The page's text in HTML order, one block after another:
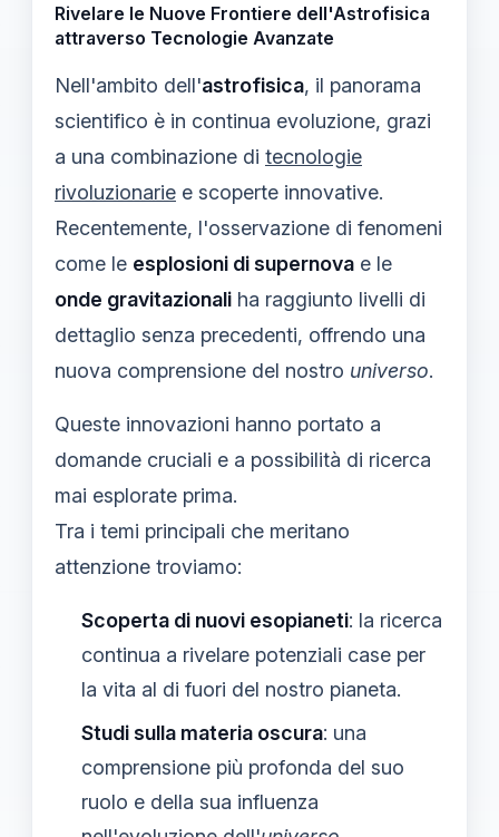
Rivelare le Nuove Frontiere dell'Astrofisica
attraverso Tecnologie Avanzate
Nell'ambito dell'astrofisica, il panorama
scientifico è in continua evoluzione, grazi
a una combinazione di tecnologie
rivoluzionarie e scoperte innovative.
Recentemente, l'osservazione di fenomeni
come le esplosioni di supernova e le
onde gravitazionali ha raggiunto livelli di
dettaglio senza precedenti, offrendo una
nuova comprensione del nostro universo.
Queste innovazioni hanno portato a
domande cruciali e a possibilità di ricerca
mai esplorate prima.
Tra i temi principali che meritano
attenzione troviamo:
Scoperta di nuovi esopianeti: la ricerca
continua a rivelare potenziali case per
la vita al di fuori del nostro pianeta.
Studi sulla materia oscura: una
comprensione più profonda del suo
ruolo e della sua influenza